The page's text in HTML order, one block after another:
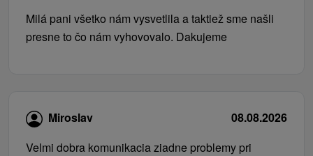
Milá pani všetko nám vysvetlila a taktiež sme našli
presne to čo nám vyhovovalo. Dakujeme
Miroslav
08.08.2026
Velmi dobra komunikacia ziadne problemy pri